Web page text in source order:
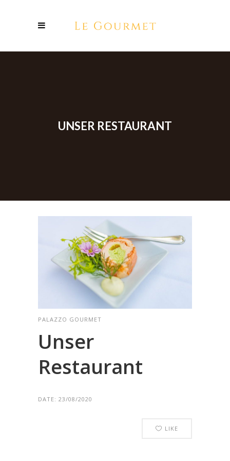
UNSER RESTAURANT
PALAZZO GOURMET
Unser
Restaurant
DATE: 23/08/2020
LIKE